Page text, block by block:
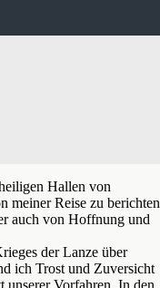
Hallen von
meiner Reise zu berichten
auch von Hoffnung und
der Lanze über
ich Trost und Zuversicht
unserer Vorfahren. In den